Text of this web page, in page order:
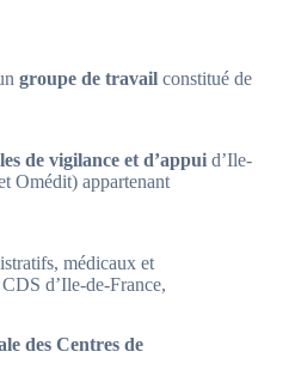
groupe de travail constitué de
de vigilance et d’appui d’Ile-
Omédit) appartenant
médicaux et
d’Ile-de-France,
des Centres de